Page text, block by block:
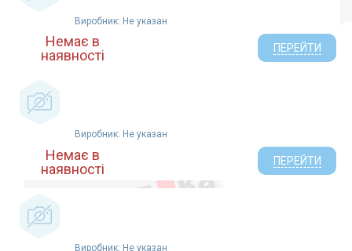
Виробник: Не указан
Немає в
наявності
ПЕРЕЙТИ
Виробник: Не указан
Немає в
наявності
ПЕРЕЙТИ
Виробник: Не указан